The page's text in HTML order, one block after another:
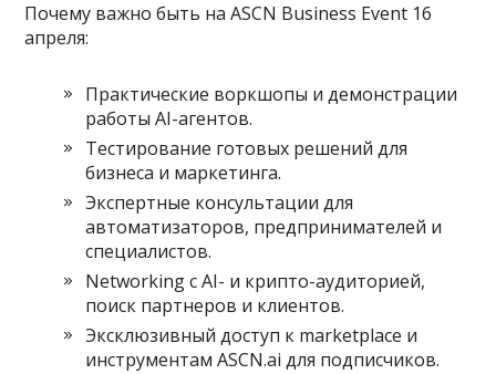
Почему важно быть на ASCN Business Event 16
апреля:
Практические воркшопы и демонстрации
работы AI-агентов.
Тестирование готовых решений для
бизнеса и маркетинга.
Экспертные консультации для
автоматизаторов, предпринимателей и
специалистов.
Networking с AI- и крипто-аудиторией,
поиск партнеров и клиентов.
Эксклюзивный доступ к marketplace и
инструментам ASCN.ai для подписчиков.